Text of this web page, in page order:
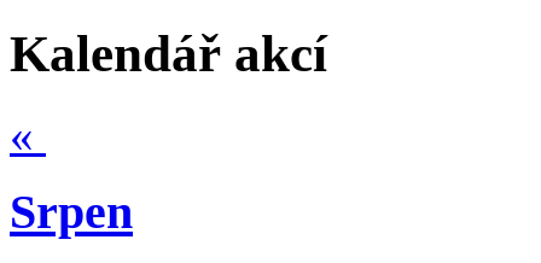
Kalendář akcí
«
Srpen